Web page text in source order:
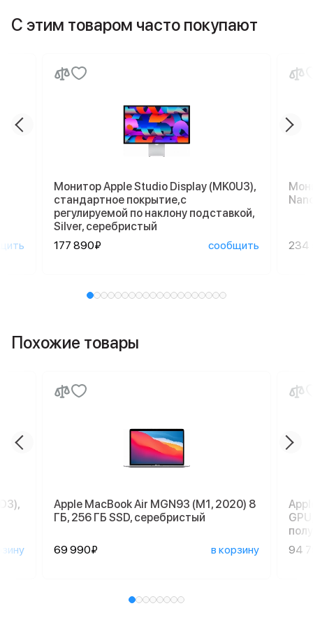
С этим товаром часто покупают
Монитор Apple Studio Display (MK0U3),
стандартное покрытие,с
регулируемой по наклону подставкой,
Silver, серебристый
177 890₽
сообщить 234
Похожие товары
Apple MacBook Air MGN93 (M1, 2020) 8
ГБ, 256 ГБ SSD, серебристый
69 990₽ в корзину
94